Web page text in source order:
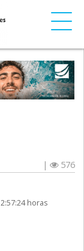
|
576
horas